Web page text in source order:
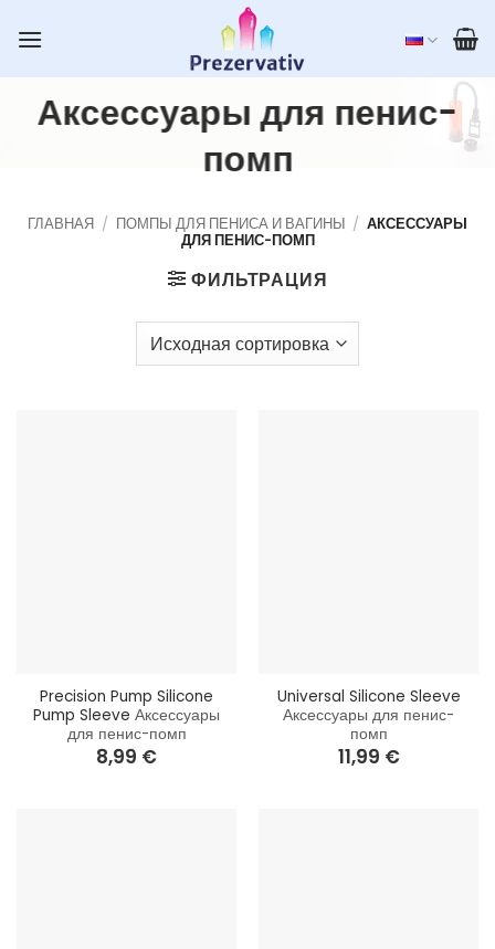
Аксессуары для пенис-
помп
ГЛАВНАЯ / ПОМПЫ ДЛЯ ПЕНИСА И ВАГИНЫ / АКСЕССУАРЫ
ДЛЯ ПЕНИС-ПОМП
ФИЛЬТРАЦИЯ
Precision Pump Silicone
Pump Sleeve Аксессуары
для пенис-помп
8,99 €
Universal Silicone Sleeve
Аксессуары для пенис-
помп
11,99 €